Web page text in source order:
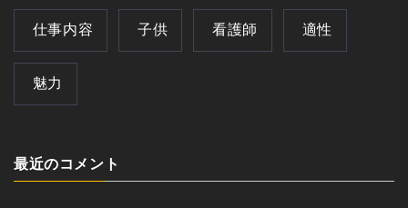
仕事内容 子供 看護師 適性
魅力
最近のコメント